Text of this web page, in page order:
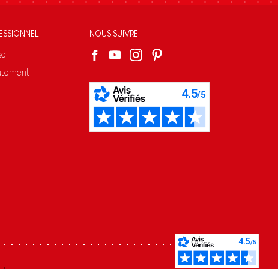
Personnalisez vos préférences pour
NOUS SUIVRE